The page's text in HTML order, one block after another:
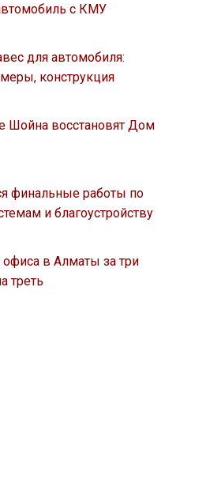
с КМУ
для автомобиля:
конструкция
Шойна восстановят Дом
финальные работы по
и благоустройству
в Алматы за три
треть